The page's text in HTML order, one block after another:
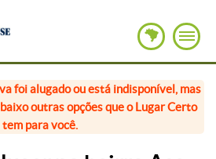
foi alugado ou está indisponível, mas
outras opções que o Lugar Certo
tem para você.